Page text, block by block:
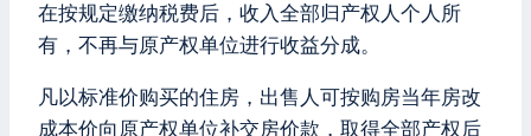
在按规定缴纳税费后，收入全部归产权人个人所
有，不再与原产权单位进行收益分成。
凡以标准价购买的住房，出售人可按购房当年房改
成本价向原产权单位补交房价款，取得全部产权后